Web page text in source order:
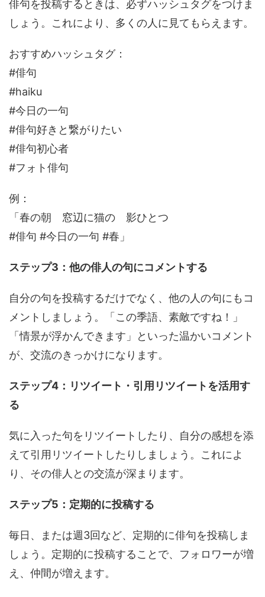
俳句を投稿するときは、必ずハッシュタグをつけま
しょう。これにより、多くの人に見てもらえます。
おすすめハッシュタグ：
#俳句
#haiku
#今日の一句
#俳句好きと繋がりたい
#俳句初心者
#フォト俳句
例：
「春の朝 窓辺に猫の 影ひとつ
#俳句 #今日の一句 #春」
ステップ3：他の俳人の句にコメントする
自分の句を投稿するだけでなく、他の人の句にもコ
メントしましょう。「この季語、素敵ですね！」
「情景が浮かんできます」といった温かいコメント
が、交流のきっかけになります。
ステップ4：リツイート・引用リツイートを活用す
る
気に入った句をリツイートしたり、自分の感想を添
えて引用リツイートしたりしましょう。これによ
り、その俳人との交流が深まります。
ステップ5：定期的に投稿する
毎日、または週3回など、定期的に俳句を投稿しま
しょう。定期的に投稿することで、フォロワーが増
え、仲間が増えます。